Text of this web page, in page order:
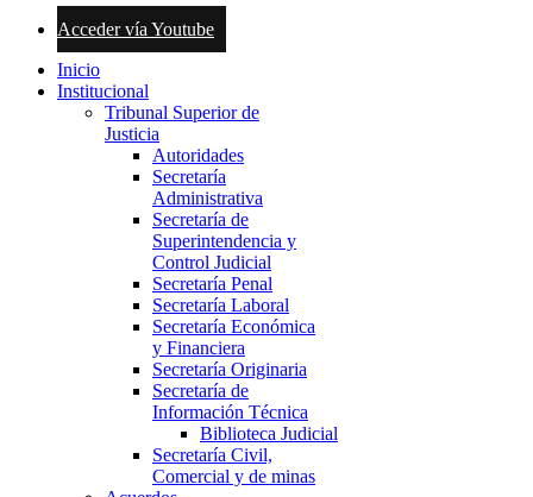
Acceder vía Youtube
Inicio
Institucional
Tribunal Superior de
Justicia
Autoridades
Secretaría
Administrativa
Secretaría de
Superintendencia y
Control Judicial
Secretaría Penal
Secretaría Laboral
Secretaría Económica
y Financiera
Secretaría Originaria
Secretaría de
Información Técnica
Biblioteca Judicial
Secretaría Civil,
Comercial y de minas